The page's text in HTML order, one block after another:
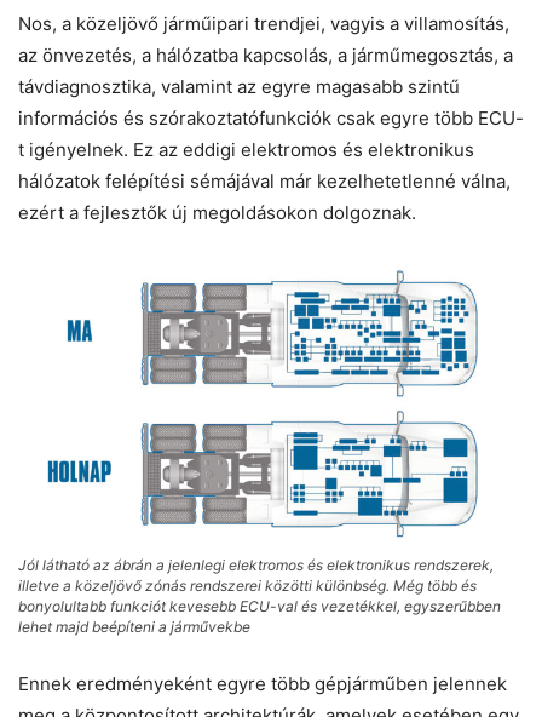
Nos, a közeljövő járműipari trendjei, vagyis a villamosítás,
az önvezetés, a hálózatba kapcsolás, a járműmegosztás, a
távdiagnosztika, valamint az egyre magasabb szintű
információs és szórakoztatófunkciók csak egyre több ECU-
t igényelnek. Ez az eddigi elektromos és elektronikus
hálózatok felépítési sémájával már kezelhetetlenné válna,
ezért a fejlesztők új megoldásokon dolgoznak.
Jól látható az ábrán a jelenlegi elektromos és elektronikus rendszerek,
illetve a közeljövő zónás rendszerei közötti különbség. Még több és
bonyolultabb funkciót kevesebb ECU-val és vezetékkel, egyszerűbben
lehet majd beépíteni a járművekbe
Ennek eredményeként egyre több gépjárműben jelennek